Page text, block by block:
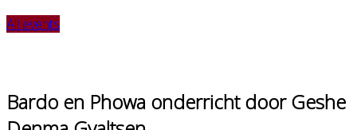
All events
Bardo en Phowa onderricht door Geshe